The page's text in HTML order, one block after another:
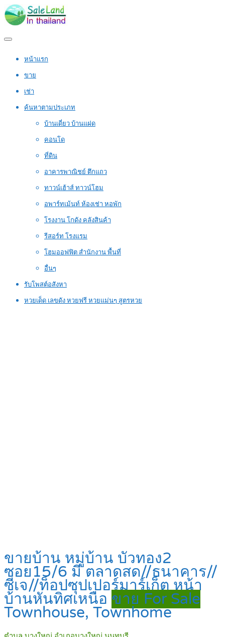
หน้าแรก
ขาย
เช่า
ค้นหาตามประเภท
บ้านเดี่ยว บ้านแฝด
คอนโด
ที่ดิน
อาคารพาณิชย์ ตึกแถว
ทาวน์เฮ้าส์ ทาวน์โฮม
อพาร์ทเม้นท์ ห้องเช่า หอพัก
โรงงาน โกดัง คลังสินค้า
รีสอร์ท โรงแรม
โฮมออฟฟิต สำนักงาน พื้นที่
อื่นๆ
รับโพสต์อสังหา
หวยเด็ด เลขดัง หวยฟรี หวยแม่นๆ สูตรหวย
ขายบ้าน หมู่บ้าน บัวทอง2
ซอย15/6 มี ตลาดสด//ธนาคาร//
ซีเจ//ท็อปซุปเปอร์มาร์เก็ต หน้า
บ้านหันทิศเหนือ ขาย For Sale
Townhouse, Townhome